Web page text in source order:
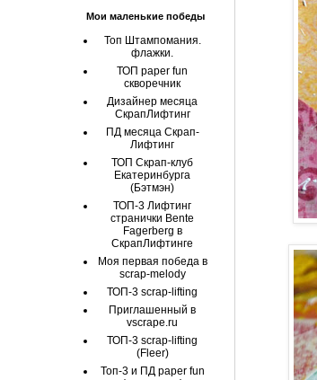
Мои маленькие победы
Топ Штампомания.
флажки.
ТОП paper fun
скворечник
Дизайнер месяца
СкрапЛифтинг
ПД месяца Скрап-
Лифтинг
ТОП Скрап-клуб
Екатеринбурга
(Бэтмэн)
ТОП-3 Лифтинг
странички Bente
Fagerberg в
СкрапЛифтинге
Моя первая победа в
scrap-melody
ТОП-3 scrap-lifting
Приглашенный в
vscrape.ru
ТОП-3 scrap-lifting
(Fleer)
Топ-3 и ПД paper fun